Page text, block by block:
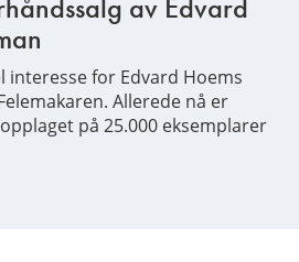
av Edvard
interesse for Edvard Hoems
Allerede nå er
på 25.000 eksemplarer